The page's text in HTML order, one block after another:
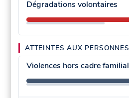
Dégradations volontaires
ATTEINTES AUX PERSONNES
Violences hors cadre familial